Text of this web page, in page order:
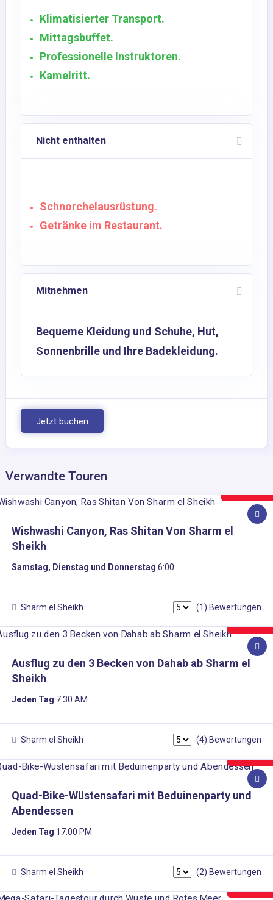
Klimatisierter Transport.
Mittagsbuffet.
Professionelle Instruktoren.
Kamelritt.
Nicht enthalten
Schnorchelausrüstung.
Getränke im Restaurant.
Mitnehmen
Bequeme Kleidung und Schuhe, Hut,
Sonnenbrille und Ihre Badekleidung.
Jetzt buchen
Verwandte Touren
Wishwashi Canyon, Ras Shitan Von Sharm el
Sheikh
Samstag, Dienstag und Donnerstag 6:00
Sharm el Sheikh (1) Bewertungen
Ausflug zu den 3 Becken von Dahab ab Sharm el
Sheikh
Jeden Tag 7:30 AM
Sharm el Sheikh (4) Bewertungen
Quad-Bike-Wüstensafari mit Beduinenparty und
Abendessen
Jeden Tag 17:00 PM
Sharm el Sheikh (2) Bewertungen